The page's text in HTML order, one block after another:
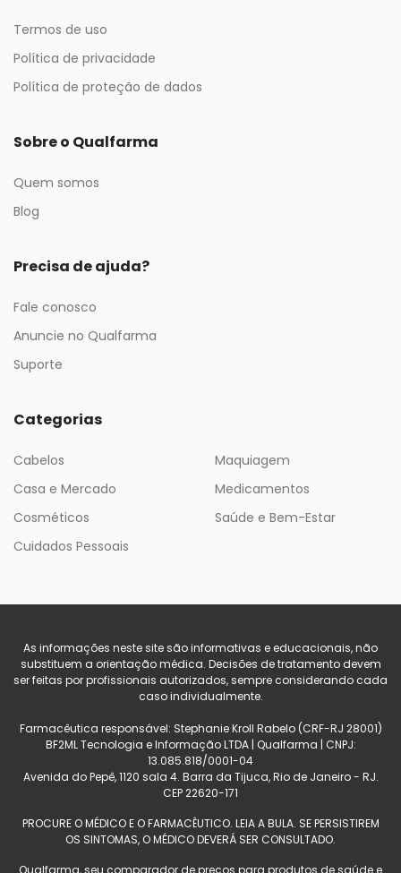
Termos de uso
Política de privacidade
Política de proteção de dados
Sobre o Qualfarma
Quem somos
Blog
Precisa de ajuda?
Fale conosco
Anuncie no Qualfarma
Suporte
Categorias
Cabelos
Casa e Mercado
Cosméticos
Cuidados Pessoais
Maquiagem
Medicamentos
Saúde e Bem-Estar
As informações neste site são informativas e educacionais, não
substituem a orientação médica. Decisões de tratamento devem
ser feitas por profissionais autorizados, sempre considerando cada
caso individualmente.
Farmacêutica responsável: Stephanie Kroll Rabelo (CRF-RJ 28001)
BF2ML Tecnologia e Informação LTDA | Qualfarma | CNPJ:
13.085.818/0001-04
Avenida do Pepê, 1120 sala 4. Barra da Tijuca, Rio de Janeiro - RJ.
CEP 22620-171
PROCURE O MÉDICO E O FARMACÊUTICO. LEIA A BULA. SE PERSISTIREM
OS SINTOMAS, O MÉDICO DEVERÁ SER CONSULTADO.
Qualfarma, seu comparador de preços para produtos de saúde e